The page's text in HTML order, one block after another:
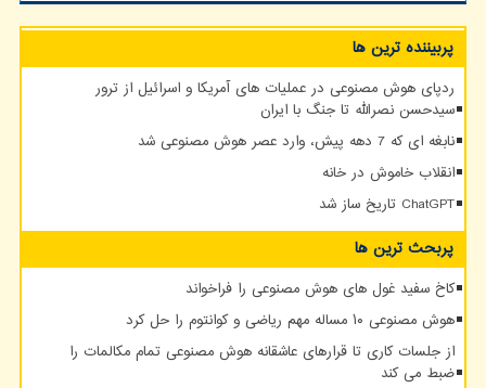
پربیننده ترین ها
ردپای هوش مصنوعی در عملیات های آمریکا و اسرائیل از ترور
سیدحسن نصرالله تا جنگ با ایران
نابغه ای که 7 دهه پیش، وارد عصر هوش مصنوعی شد
انقلاب خاموش در خانه
ChatGPT تاریخ ساز شد
پربحث ترین ها
کاخ سفید غول های هوش مصنوعی را فراخواند
هوش مصنوعی ۱۰ مساله مهم ریاضی و کوانتوم را حل کرد
از جلسات کاری تا قرارهای عاشقانه هوش مصنوعی تمام مکالمات را
ضبط می کند